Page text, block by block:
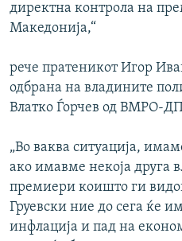
директна контрола на
Македонија,“
рече пратеникот Игор
одбрана на владините
Влатко Ѓорчев од ВМРО-
„Во ваква ситуација,
ако имавме некоја друга
премиери коишто ги
Груевски ние до сега ќе
инфлација и пад на